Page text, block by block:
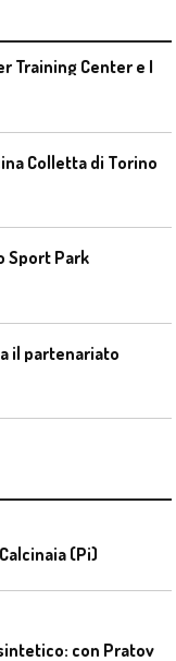
Colletta di Torino
Sport Park
il partenariato
(Pi)